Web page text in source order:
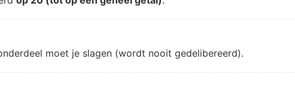
moet je slagen (wordt nooit gedelibereerd).